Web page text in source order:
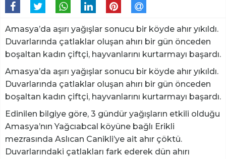
Amasya’da aşırı yağışlar sonucu bir köyde ahır yıkıldı.
Duvarlarında çatlaklar oluşan ahırı bir gün önceden
boşaltan kadın çiftçi, hayvanlarını kurtarmayı başardı.
Amasya’da aşırı yağışlar sonucu bir köyde ahır yıkıldı.
Duvarlarında çatlaklar oluşan ahırı bir gün önceden
boşaltan kadın çiftçi, hayvanlarını kurtarmayı başardı.
Edinilen bilgiye göre, 3 gündür yağışların etkili olduğu
Amasya’nın Yağcıabcal köyüne bağlı Erikli
mezrasında Aslıcan Canikli’ye ait ahır çöktü.
Duvarlarındaki çatlakları fark ederek dün ahırı